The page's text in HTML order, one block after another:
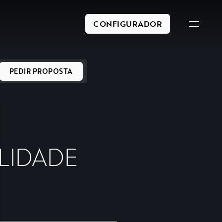
CONFIGURADOR
PEDIR PROPOSTA